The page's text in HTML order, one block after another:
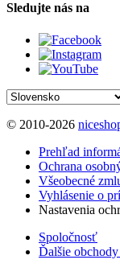
Sledujte nás na
© 2010-2026
Prehľad
Ochrana
Všeobecné
Vyhlásenie o
Nastavenia
Spoločnosť
Ďalšie